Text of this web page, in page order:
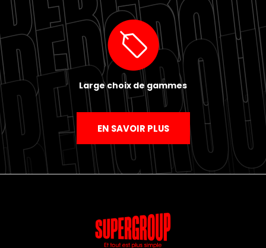
Large choix de gammes
EN SAVOIR PLUS